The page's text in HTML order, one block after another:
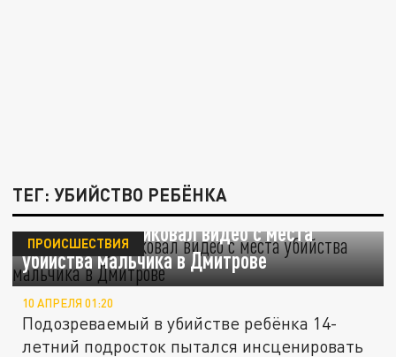
ТЕГ: УБИЙСТВО РЕБЁНКА
Следком опубликовал видео с места
убийства мальчика в Дмитрове
ПРОИСШЕСТВИЯ
10 АПРЕЛЯ 01:20
Подозреваемый в убийстве ребёнка 14-
летний подросток пытался инсценировать